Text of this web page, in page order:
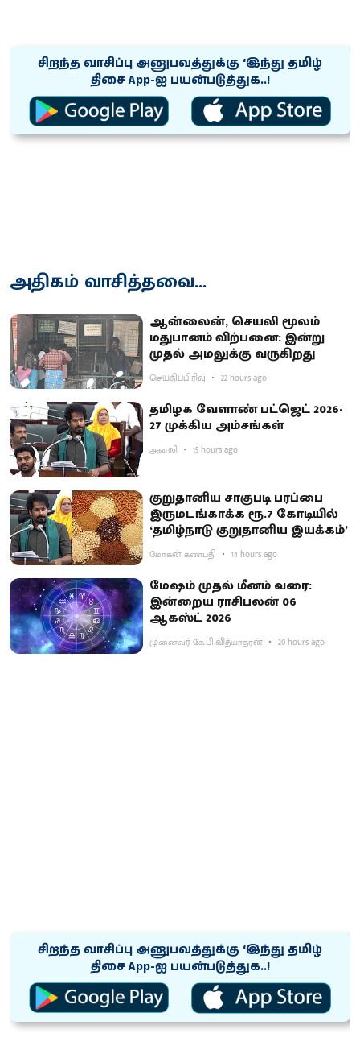
சிறந்த வாசிப்பு அனுபவத்துக்கு ‘இந்து தமிழ்
திசை App-ஐ பயன்படுத்துக..!
அதிகம் வாசித்தவை...
ஆன்லைன், செயலி மூலம்
மதுபானம் விற்பனை: இன்று
முதல் அமலுக்கு வருகிறது
செய்திப்பிரிவு 22 hours ago
தமிழக வேளாண் பட்ஜெட் 2026-
27 முக்கிய அம்சங்கள்
அனலி 15 hours ago
குறுதானிய சாகுபடி பரப்பை
இருமடங்காக்க ரூ.7 கோடியில்
‘தமிழ்நாடு குறுதானிய இயக்கம்’
மோகன் கணபதி 14 hours ago
மேஷம் முதல் மீனம் வரை:
இன்றைய ராசிபலன் 06
ஆகஸ்ட் 2026
முனைவர் கே.பி.வித்யாதரன் 20 hours ago
சிறந்த வாசிப்பு அனுபவத்துக்கு ‘இந்து தமிழ்
திசை App-ஐ பயன்படுத்துக..!